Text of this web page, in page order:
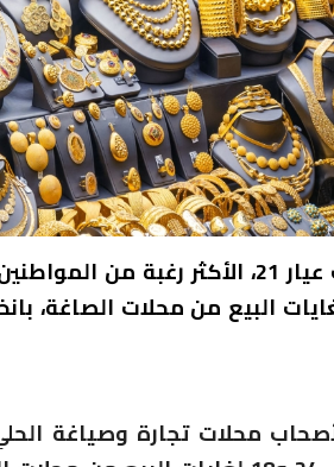
بلغ سعر بيع غرام الذهب عيار 21،
محلات تجارة وصياغة